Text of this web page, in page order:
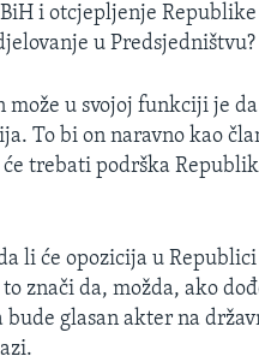
i otcjepljenje
u Predsjedništvu?
može u svojoj funkciji je
To bi on naravno kao
trebati podrška
li će opozicija u
znači da, možda, ako
bude glasan akter na